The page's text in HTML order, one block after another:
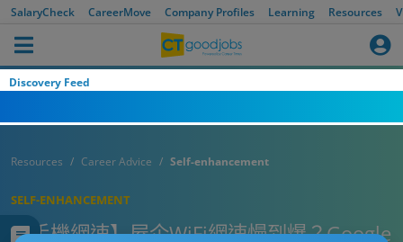
SalaryCheck CareerMove Company Profiles Learning Resources
Discovery Feed
Resources Career Advice Self-enhancement
SELF-ENHANCEMENT
【手機網速】屋企WiFi網速慢到爆？Google